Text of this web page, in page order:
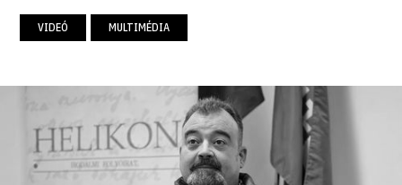
VIDEÓ MULTIMÉDIA